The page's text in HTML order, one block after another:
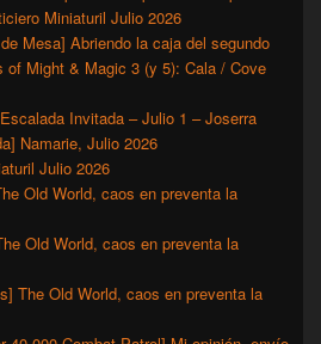
Miniaturil Julio 2026
Mesa] Abriendo la caja del segundo
of Might & Magic 3 (y 5): Cala / Cove
Invitada – Julio 1 – Joserra
Namarie, Julio 2026
Julio 2026
Old World, caos en preventa la
Old World, caos en preventa la
The Old World, caos en preventa la